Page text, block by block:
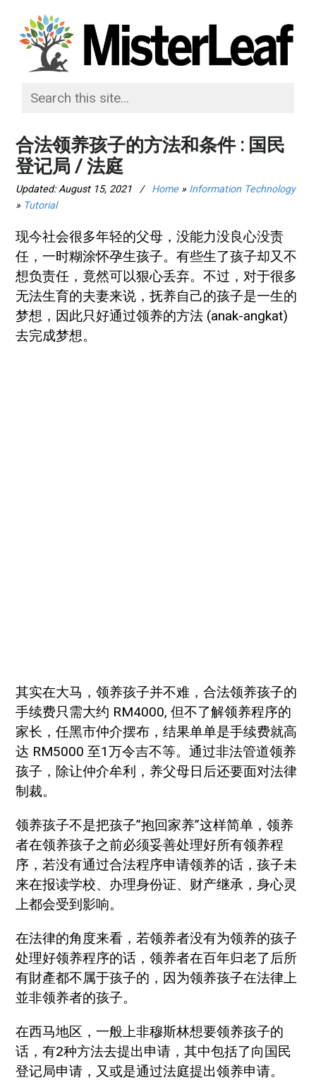
合法领养孩子的方法和条件 : 国民
登记局 / 法庭
Updated: August 15, 2021 / Home» Information Technology
» Tutorial
现今社会很多年轻的父母，没能力没良心没责
任，一时糊涂怀孕生孩子。有些生了孩子却又不
想负责任，竟然可以狠心丢弃。不过，对于很多
无法生育的夫妻来说，抚养自己的孩子是一生的
梦想，因此只好通过领养的方法 (anak-angkat)
去完成梦想。
其实在大马，领养孩子并不难，合法领养孩子的
手续费只需大约 RM4000, 但不了解领养程序的
家长，任黑市仲介摆布，结果单单是手续费就高
达 RM5000 至1万令吉不等。通过非法管道领养
孩子，除让仲介牟利，养父母日后还要面对法律
制裁。
领养孩子不是把孩子”抱回家养”这样简单，领养
者在领养孩子之前必须妥善处理好所有领养程
序，若没有通过合法程序申请领养的话，孩子未
来在报读学校、办理身份证、财产继承，身心灵
上都会受到影响。
在法律的角度来看，若领养者没有为领养的孩子
处理好领养程序的话，领养者在百年归老了后所
有財產都不属于孩子的，因为领养孩子在法律上
並非领养者的孩子。
在西马地区，一般上非穆斯林想要领养孩子的
话，有2种方法去提出申请，其中包括了向国民
登记局申请，又或是通过法庭提出领养申请。